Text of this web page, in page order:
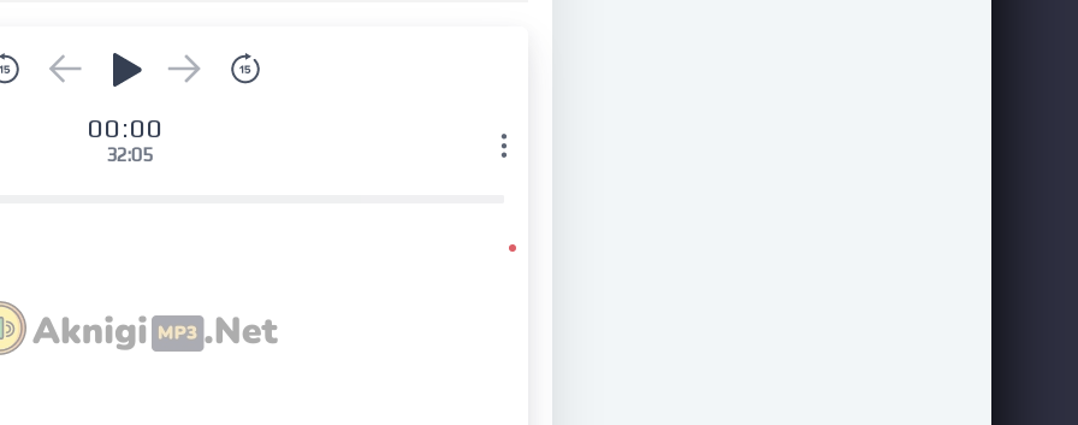
00:00
32:05